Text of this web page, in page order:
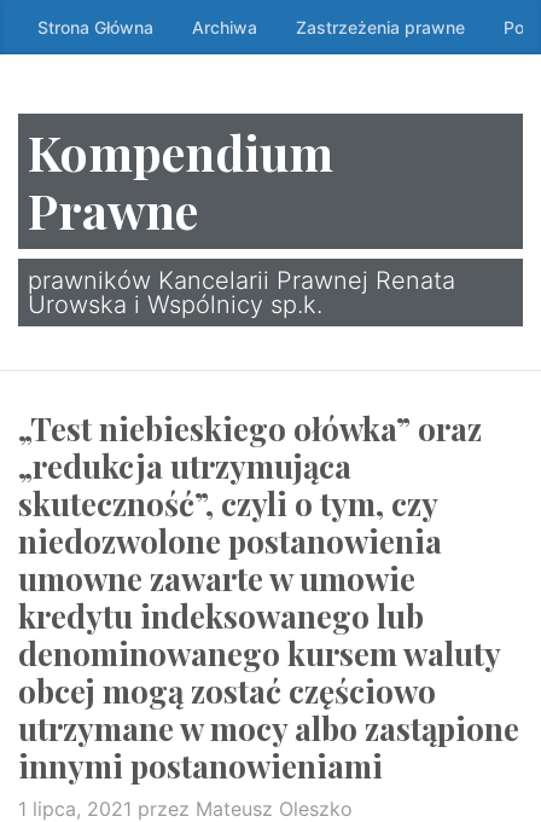
Przeskocz
do
↷
Strona Główna Archiwa Zastrzeżenia prawne
Kompendium
Prawne
prawników Kancelarii Prawnej Renata
Urowska i Wspólnicy sp.k.
„Test niebieskiego ołówka” oraz
„redukcja utrzymująca
skuteczność”, czyli o tym, czy
niedozwolone postanowienia
umowne zawarte w umowie
kredytu indeksowanego lub
denominowanego kursem waluty
obcej mogą zostać częściowo
utrzymane w mocy albo zastąpione
innymi postanowieniami
1 lipca, 2021 przez Mateusz Oleszko